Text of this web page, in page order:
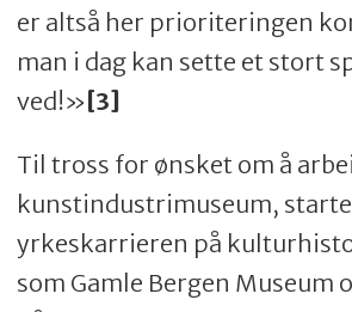
er altså her prioriteringen
man i dag kan sette et stort
ved!»[3]
Til tross for ønsket om å
kunstindustrimuseum,
yrkeskarrieren på
som Gamle Bergen Museum